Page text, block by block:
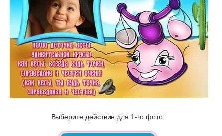
Выберите действие для 1-го фото: